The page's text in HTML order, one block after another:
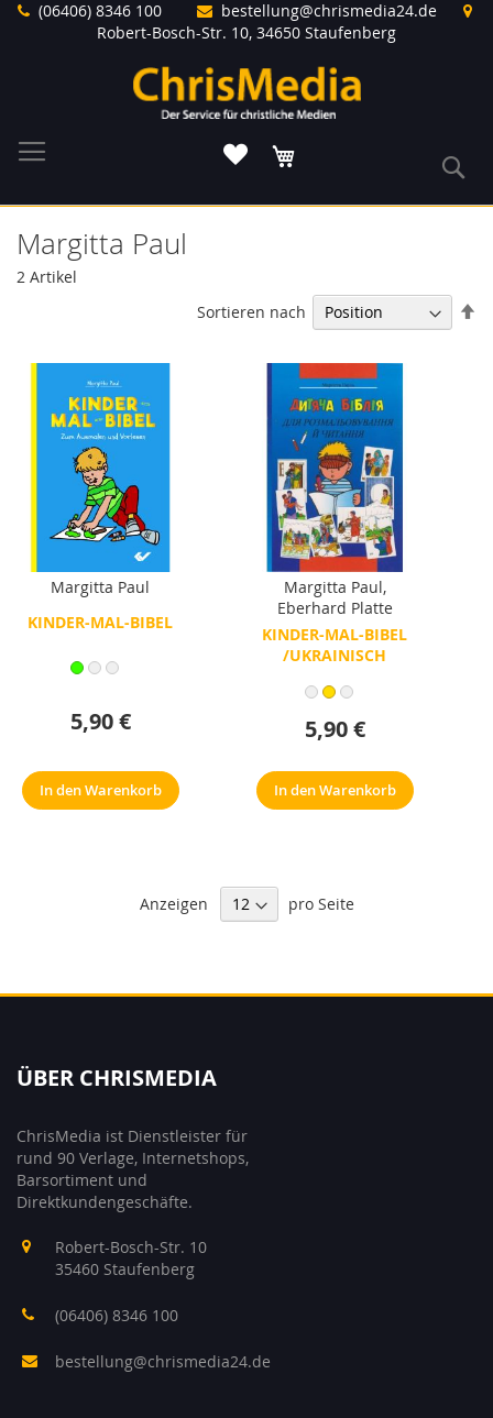
Direkt(06406) 8346 100
bestellung@chrismedia24.de
Robert-Bosch-Str. 10, 34650 Staufenberg
Margitta Paul
2 Artikel
Sortieren nach
Margitta Paul
KINDER-MAL-BIBEL
5,90 €
In den Warenkorb
Margitta Paul,
Eberhard Platte
KINDER-MAL-BIBEL
/UKRAINISCH
5,90 €
In den Warenkorb
Anzeigen pro Seite
ÜBER CHRISMEDIA
ChrisMedia ist Dienstleister für
rund 90 Verlage, Internetshops,
Barsortiment und
Direktkundengeschäfte.
Robert-Bosch-Str. 10
35460 Staufenberg
(06406) 8346 100
bestellung@chrismedia24.de